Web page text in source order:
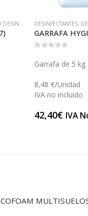
,DESINFECTANTES DE SUPERFICIES
(L124H)